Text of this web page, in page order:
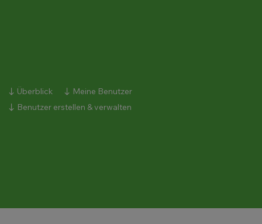
Überblick
Meine Benutzer
Benutzer erstellen & verwalten